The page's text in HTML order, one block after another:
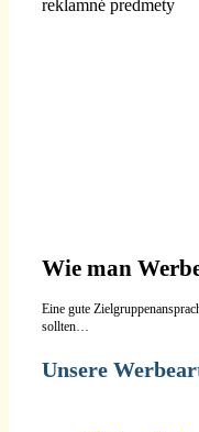
Wie man
Eine gute
sollten…
Unsere